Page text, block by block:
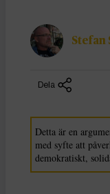
Stefan
Dela
Detta är en
med syfte att
demokratiskt,